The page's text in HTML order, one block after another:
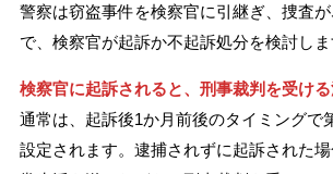
警察は窃盗事件を検察官に引継ぎ、捜査
で、検察官が起訴か不起訴処分を検討しま
検察官に起訴されると、刑事裁判を受け
通常は、起訴後1か月前後のタイミングで
設定されます。逮捕されずに起訴された